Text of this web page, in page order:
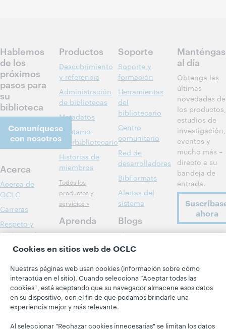
Hablemos
de los
próximos
pasos para
su
biblioteca
Comuníquese
con nosotros
Acerca
Acerca de
OCLC
Carreras
Respeto y
pertenencia
Aspectos
Dirección
Membresía
Trust Center
Productos
Descubrimiento
y referencia
Administración
de bibliotecas
Metadatos
Préstamo
interbibliotecario
Historias de
miembros
Todos los
productos y
servicios »
Aprenda
Investigación
WebJunction
Eventos
Seminarios
web a la carta
Soporte
Soporte y
formación
Herramientas
del
bibliotecario
Centro
comunitario
Red de
desarrolladores
BibFormats
Alertas del
sistema
Blogs
Blog Next
El blog
Together
President's
Leadership
blog
al día
Obtenga las
últimas
novedades de
los productos,
estudios de
investigación,
eventos y
mucho más –
directo a su
bandeja de
entrada.
ahora
Cookies en sitios web de OCLC
Nuestras páginas web usan cookies (información sobre cómo
interactúa en el sitio). Cuando selecciona “Aceptar todas las
cookies”, está aceptando que su navegador almacene esos datos
en su dispositivo, con el fin de que podamos brindarle una
experiencia mejor y más relevante.
Al seleccionar "Rechazar cookies innecesarias" se limitan los datos